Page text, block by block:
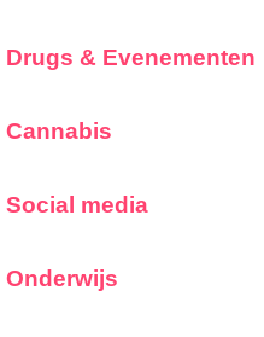
Drugs & Evenementen
Cannabis
Social media
Onderwijs